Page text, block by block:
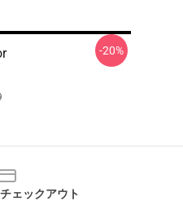
-20%
ェックアウト